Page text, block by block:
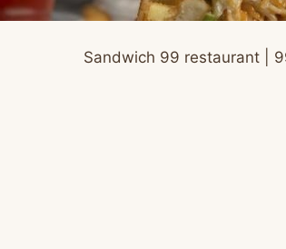
Sandwich 99 restaurant